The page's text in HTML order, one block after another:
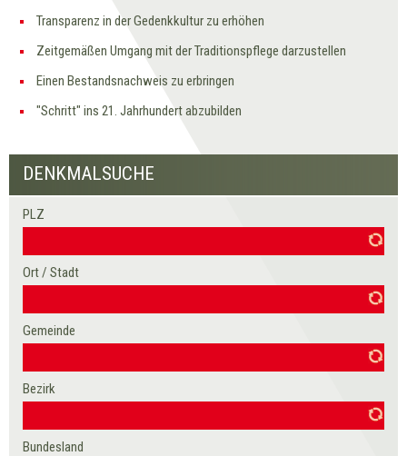
Transparenz in der Gedenkkultur zu erhöhen
Zeitgemäßen Umgang mit der Traditionspflege darzustellen
Einen Bestandsnachweis zu erbringen
"Schritt" ins 21. Jahrhundert abzubilden
DENKMALSUCHE
PLZ
Ort / Stadt
Gemeinde
Bezirk
Bundesland
Seiten